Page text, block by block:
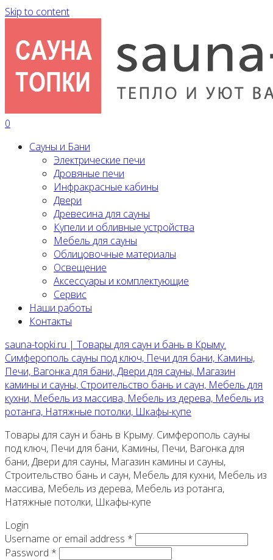
Skip to content
0
Сауны и Бани
Электрические печи
Дровяные печи
Инфракрасные кабины
Двери
Древесина для сауны
Купели и обливные устройства
Мебель для сауны
Облицовочные материалы
Освещение
Аксессуары и комплектующие
Сервис
Наши работы
Контакты
sauna-topki.ru | Товары для саун и бань в Крыму.
Симферополь сауны под ключ, Печи для бани, Камины,
Печи, Вагонка для бани, Двери для сауны, Магазин
камины и сауны, Строительство бань и саун, Мебель для
кухни, Мебель из массива, Мебель из дерева, Мебель из
ротанга, Натяжные потолки, Шкафы-купе
Товары для саун и бань в Крыму. Симферополь сауны
под ключ, Печи для бани, Камины, Печи, Вагонка для
бани, Двери для сауны, Магазин камины и сауны,
Строительство бань и саун, Мебель для кухни, Мебель из
массива, Мебель из дерева, Мебель из ротанга,
Натяжные потолки, Шкафы-купе
Login
Username or email address *
Password *